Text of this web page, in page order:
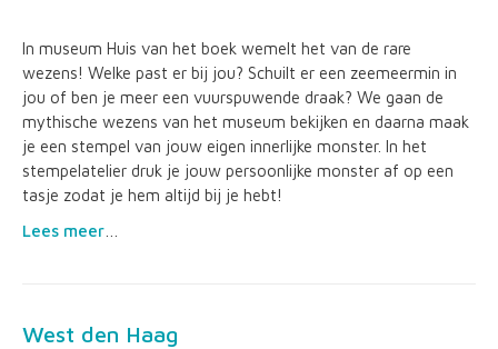
In museum Huis van het boek wemelt het van de rare
wezens! Welke past er bij jou? Schuilt er een zeemeermin in
jou of ben je meer een vuurspuwende draak? We gaan de
mythische wezens van het museum bekijken en daarna maak
je een stempel van jouw eigen innerlijke monster. In het
stempelatelier druk je jouw persoonlijke monster af op een
tasje zodat je hem altijd bij je hebt!
Lees meer
West den Haag